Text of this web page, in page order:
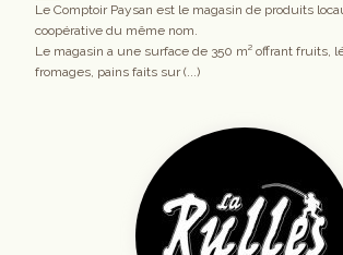
Le Comptoir Paysan est le magasin de produits
coopérative du même nom.
Le magasin a une surface de 350 m² offrant fruits,
fromages, pains faits sur (...)